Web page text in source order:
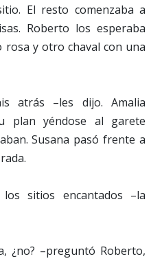
El resto comenzaba a
Roberto los esperaba
rosa y otro chaval con una
atrás –les dijo. Amalia
plan yéndose al garete
Susana pasó frente a
sitios encantados –la
¿no? –preguntó Roberto,